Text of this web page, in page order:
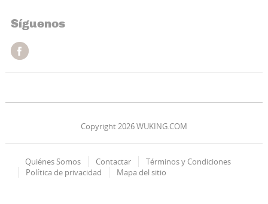
Síguenos
Copyright 2026 WUKING.COM
Quiénes Somos Contactar
Términos y Condiciones
Política de privacidad
Mapa del sitio